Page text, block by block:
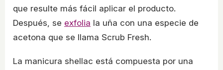
que resulte más fácil aplicar el producto.
Después, se exfolia la uña con una especie de
acetona que se llama Scrub Fresh.
La manicura shellac está compuesta por una